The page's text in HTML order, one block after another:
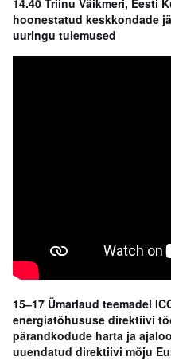
14.40 Triinu Väikmeri, Eesti
hoonestatud keskkondade
uuringu tulemused
15‒17 Ümarlaud teemadel
energiatõhususe direktiivi
pärandkodude harta ja
uuendatud direktiivi mõju